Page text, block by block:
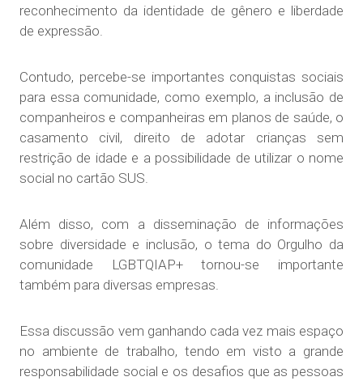
reconhecimento da identidade de gênero e liberdade
de expressão.
Contudo, percebe-se importantes conquistas sociais
para essa comunidade, como exemplo, a inclusão de
companheiros e companheiras em planos de saúde, o
casamento civil, direito de adotar crianças sem
restrição de idade e a possibilidade de utilizar o nome
social no cartão SUS.
Além disso, com a disseminação de informações
sobre diversidade e inclusão, o tema do Orgulho da
comunidade LGBTQIAP+ tornou-se importante
também para diversas empresas.
Essa discussão vem ganhando cada vez mais espaço
no ambiente de trabalho, tendo em visto a grande
responsabilidade social e os desafios que as pessoas